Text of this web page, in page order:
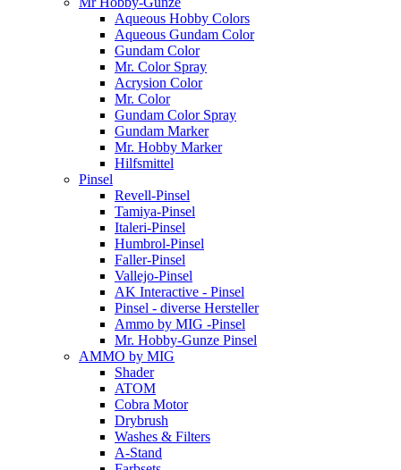
Aqueous Hobby Colors
Aqueous Gundam Color
Gundam Color
Mr. Color Spray
Acrysion Color
Mr. Color
Gundam Color Spray
Gundam Marker
Mr. Hobby Marker
Hilfsmittel
Pinsel
Revell-Pinsel
Tamiya-Pinsel
Italeri-Pinsel
Humbrol-Pinsel
Faller-Pinsel
Vallejo-Pinsel
AK Interactive - Pinsel
Pinsel - diverse Hersteller
Ammo by MIG -Pinsel
Mr. Hobby-Gunze Pinsel
AMMO by MIG
Shader
ATOM
Cobra Motor
Drybrush
Washes & Filters
A-Stand